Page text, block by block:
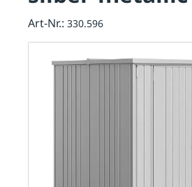
Art-Nr.: 330.596